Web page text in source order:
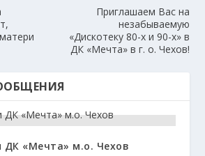
Приглашаем Вас на
незабываемую
«Дискотеку 80-х и 90-х» в
ДК «Мечта» в г. о. Чехов!
«Мечта» м.о. Чехов